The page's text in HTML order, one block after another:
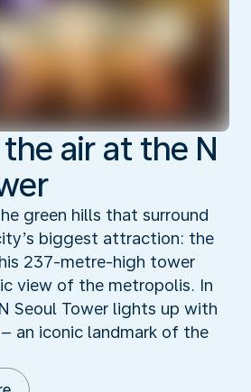
the air at the N
green hills that surround
biggest attraction: the
237-metre-high tower
view of the metropolis. In
Seoul Tower lights up with
an iconic landmark of the